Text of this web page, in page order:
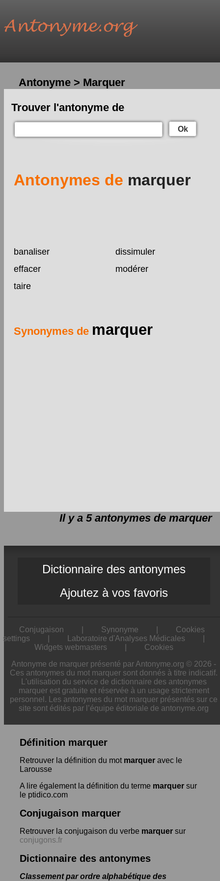
Antonyme > Marquer
Trouver l'antonyme de
Ok
Antonymes de marquer
banaliser
dissimuler
effacer
modérer
taire
Synonymes de marquer
Il y a 5 antonymes de marquer
Dictionnaire des antonymes
Ajoutez à vos favoris
Conjugaison Synonyme
Cookies
settings
Laboratoire d'Analyses Médicales
Widgets webmasters
Cookies
Antonyme de marquer présenté par Antonyme.org © 2026 -
Ces antonymes du mot marquer sont donnés à titre indicatif.
L'utilisation du service de dictionnaire des antonymes
marquer est gratuite et réservée à un usage strictement
personnel. Les antonymes du mot marquer présentés sur ce
site sont édités par l’équipe éditoriale de antonyme.org
Définition marquer
Retrouver la définition du mot marquer avec le
Larousse
A lire également la définition du terme marquer sur
le ptidico.com
Conjugaison marquer
Retrouver la conjugaison du verbe marquer sur
conjugons.fr
Dictionnaire des antonymes
Classement par ordre alphabétique des